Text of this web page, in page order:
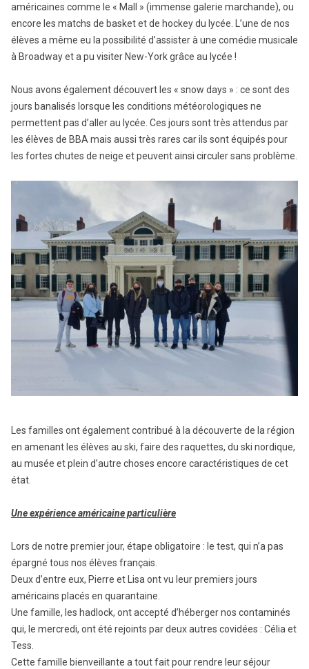
américaines comme le « Mall » (immense galerie marchande), ou
encore les matchs de basket et de hockey du lycée. L’une de nos
élèves a même eu la possibilité d’assister à une comédie musicale
à Broadway et a pu visiter New-York grâce au lycée !
Nous avons également découvert les « snow days » : ce sont des
jours banalisés lorsque les conditions météorologiques ne
permettent pas d’aller au lycée. Ces jours sont très attendus par
les élèves de BBA mais aussi très rares car ils sont équipés pour
les fortes chutes de neige et peuvent ainsi circuler sans problème.
Les familles ont également contribué à la découverte de la région
en amenant les élèves au ski, faire des raquettes, du ski nordique,
au musée et plein d’autre choses encore caractéristiques de cet
état.
Une expérience américaine particulière
Lors de notre premier jour, étape obligatoire : le test, qui n’a pas
épargné tous nos élèves français.
Deux d’entre eux, Pierre et Lisa ont vu leur premiers jours
américains placés en quarantaine.
Une famille, les hadlock, ont accepté d’héberger nos contaminés
qui, le mercredi, ont été rejoints par deux autres covidées : Célia et
Tess.
Cette famille bienveillante a tout fait pour rendre leur séjour